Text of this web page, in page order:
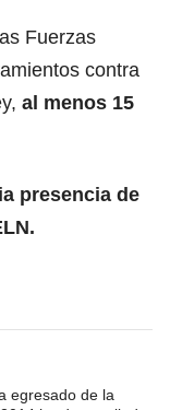
Fuerzas
contra
al menos 15
presencia de
egresado de la